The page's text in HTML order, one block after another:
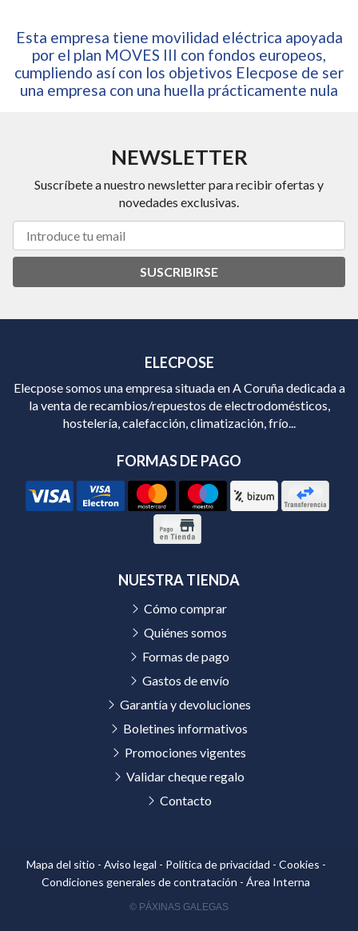
Esta empresa tiene movilidad eléctrica apoyada
por el plan MOVES III con fondos europeos,
cumpliendo así con los objetivos Elecpose de ser
una empresa con una huella prácticamente nula
NEWSLETTER
Suscríbete a nuestro newsletter para recibir ofertas y
novedades exclusivas.
SUSCRIBIRSE
ELECPOSE
Elecpose somos una empresa situada en A Coruña dedicada a
la venta de recambios/repuestos de electrodomésticos,
hostelería, calefacción, climatización, frío...
FORMAS DE PAGO
NUESTRA TIENDA
Cómo comprar
Quiénes somos
Formas de pago
Gastos de envío
Garantía y devoluciones
Boletines informativos
Promociones vigentes
Validar cheque regalo
Contacto
Mapa del sitio - Aviso legal - Política de privacidad - Cookies -
Condiciones generales de contratación - Área Interna
© PÁXINAS GALEGAS